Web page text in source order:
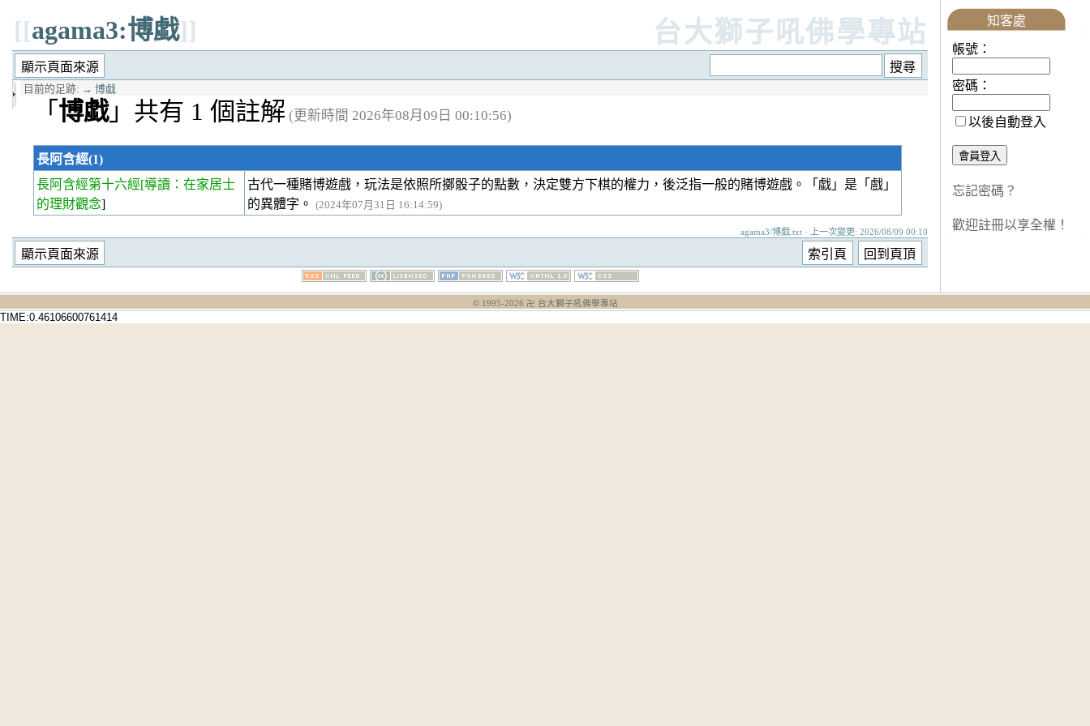
[[agama3:博戱]] 台大獅子吼佛學專站
目前的足跡: → 博戱
「 博戱」共有 1 個註解 (更新時間 2026年08月09日 00:10:56)
長阿含經(1)
長阿含經第十六經[導讀：在家居士
的理財觀念]
古代一種賭博遊戲，玩法是依照所擲骰子的點數，決定雙方下棋的權力，後泛指一般的賭博遊戲。「戱」是「戲」
的異體字。
(2024年07月31日 16:14:59)
agama3/博戱.txt · 上一次變更: 2026/08/09 00:10
知客處
帳號：
密碼：
以後自動登入
忘記密碼？
歡迎註冊以享全權！
© 1995-2026 卍 台大獅子吼佛學專站
TIME:0.46106600761414